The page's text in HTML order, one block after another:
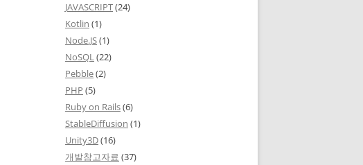
JAVASCRIPT(24)
Kotlin (1)
Node.JS(1)
NoSQL(22)
Pebble(2)
PHP (5)
Ruby on Rails(6)
StableDiffusion (1)
Unity3D(16)
개발참고자료 (37)